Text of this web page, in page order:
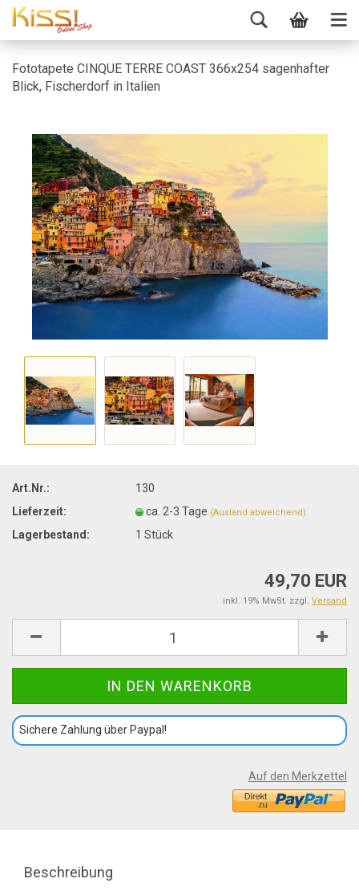
Fototapete CINQUE TERRE COAST 366x254 sagenhafter
Blick, Fischerdorf in Italien
Art.Nr.:
130
Lieferzeit:
ca. 2-3 Tage (Ausland abweichend)
Lagerbestand: 1Stück
49,70 EUR
inkl. 19% MwSt. zzgl. Versand
Sichere Zahlung über Paypal!
Auf den Merkzettel
Beschreibung